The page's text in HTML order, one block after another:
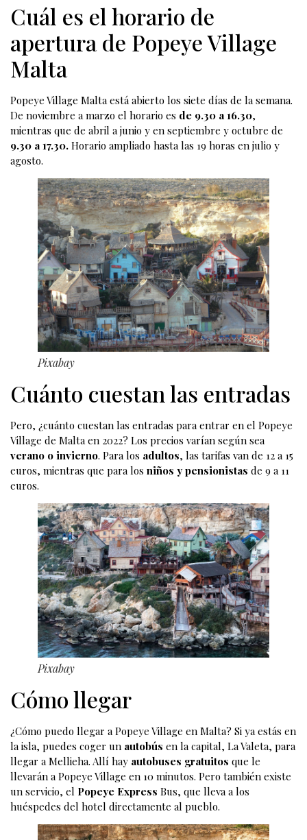
Cuál es el horario de
apertura de Popeye Village
Malta
Popeye Village Malta está abierto los siete días de la semana.
De noviembre a marzo el horario es de 9.30 a 16.30,
mientras que de abril a junio y en septiembre y octubre de
9.30 a 17.30. Horario ampliado hasta las 19 horas en julio y
agosto.
Pixabay
Cuánto cuestan las entradas
Pero, ¿cuánto cuestan las entradas para entrar en el Popeye
Village de Malta en 2022? Los precios varían según sea
verano o invierno. Para los adultos, las tarifas van de 12 a 15
euros, mientras que para los niños y pensionistas de 9 a 11
euros.
Pixabay
Cómo llegar
¿Cómo puedo llegar a Popeye Village en Malta? Si ya estás en
la isla, puedes coger un autobús en la capital, La Valeta, para
llegar a Mellieha. Allí hay autobuses gratuitos que le
llevarán a Popeye Village en 10 minutos. Pero también existe
un servicio, el Popeye Express Bus, que lleva a los
huéspedes del hotel directamente al pueblo.